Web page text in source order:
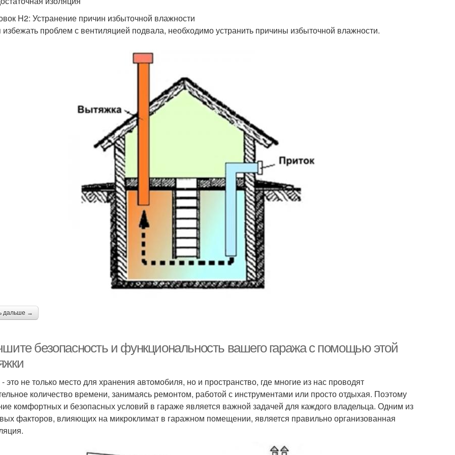
H2: Устранение причин избыточной влажности
проблем с вентиляцией подвала, необходимо устранить причины избыточной влажности.
дальше →
безопасность и функциональность вашего гаража с помощью этой
это не только место для хранения автомобиля, но и пространство, где многие из нас проводят
количество времени, занимаясь ремонтом, работой с инструментами или просто отдыхая. Поэтому
комфортных и безопасных условий в гараже является важной задачей для каждого владельца. Одним из
факторов, влияющих на микроклимат в гаражном помещении, является правильно организованная